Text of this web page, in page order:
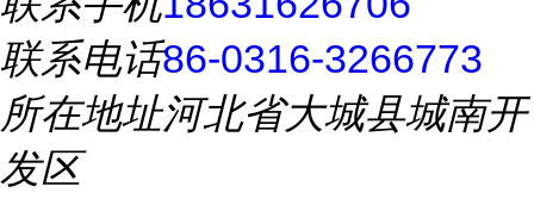
联系电话86-0316-3266773
所在地址河北省大城县城南开
发区